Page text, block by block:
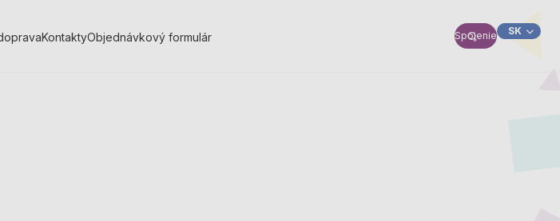
KontaktyObjednávkový formulár Spojenie
SK